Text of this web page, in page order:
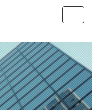
o
e
n
a
v
i